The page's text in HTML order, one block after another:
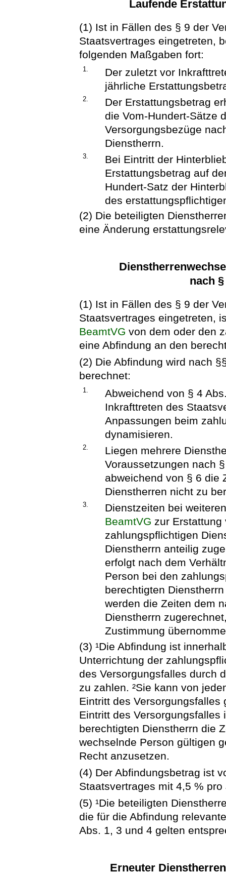
Laufende
(1) Ist in Fällen des § 9 der
Staatsvertrages eingetreten,
folgenden Maßgaben fort:
1.
Der zuletzt vor
jährliche
2.
Der Erstattungsbetrag
die Vom-Hundert-Sätze
Versorgungsbezüge
Dienstherrn.
3.
Bei Eintritt der
Erstattungsbetrag auf
Hundert-Satz der
des
(2) Die beteiligten
eine Änderung
nach
(1) Ist in Fällen des § 9 der
Staatsvertrages eingetreten,
BeamtVG von dem oder den
eine Abfindung an den
(2) Die Abfindung wird nach
berechnet:
1.
Abweichend von § 4
Inkrafttreten des
Anpassungen beim
dynamisieren.
2.
Liegen mehrere
Voraussetzungen nach
abweichend von § 6 die
Dienstherren nicht zu
3.
Dienstzeiten bei
BeamtVG zur
zahlungspflichtigen
Dienstherrn anteilig
erfolgt nach dem
Person bei den
berechtigten
werden die Zeiten dem
Dienstherrn
Zustimmung
(3) ¹Die Abfindung ist
Unterrichtung der
des Versorgungsfalles durch
zu zahlen. ²Sie kann von
Eintritt des Versorgungsfalles
Eintritt des
berechtigten Dienstherrn die
wechselnde Person gültigen
Recht anzusetzen.
(4) Der Abfindungsbetrag ist
Staatsvertrages mit 4,5 %
(5) ¹Die beteiligten
die für die Abfindung
Abs. 1, 3 und 4 gelten
Erneuter